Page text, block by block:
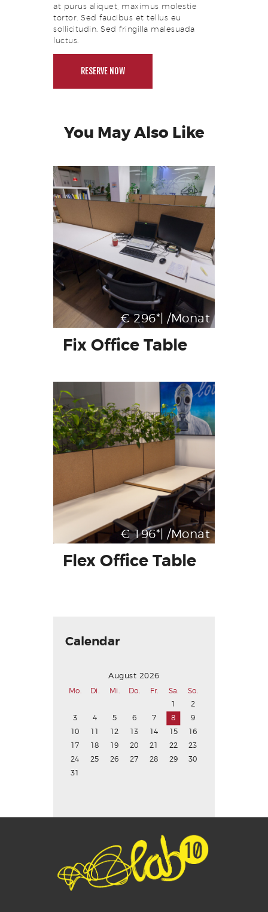
at purus aliquet, maximus molestie
tortor. Sed faucibus et tellus eu
sollicitudin. Sed fringilla malesuada
luctus.
RESERVE NOW
You May Also Like
€ 296*| /Monat
Fix Office Table
€ 196*| /Monat
Flex Office Table
Calendar
August 2026
Mo. Di. Mi. Do. Fr. Sa.
So.
1
2
3
4 5 6 7 8
9
10
11 12 13 14 15
16
17
18 19 20 21 22
23
24
25 26 27 28 29
30
31